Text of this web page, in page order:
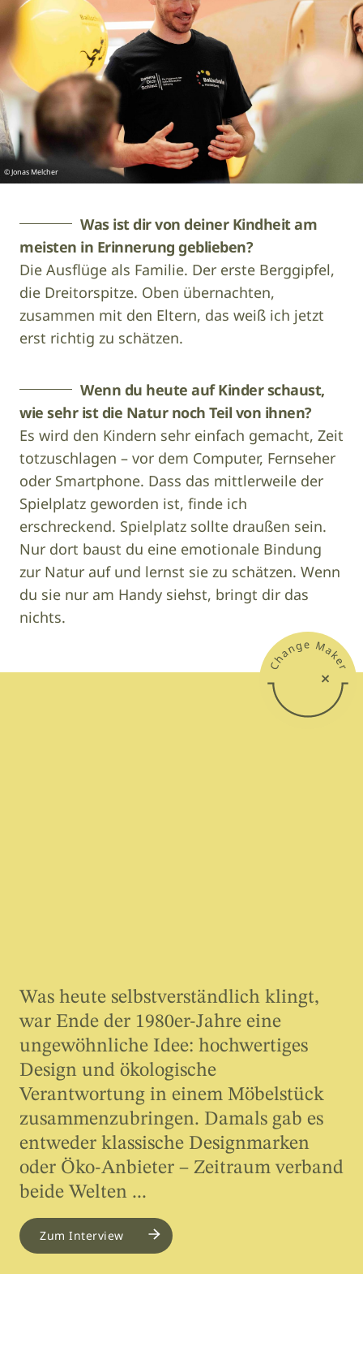
© Jonas Melcher
Was ist dir von deiner Kindheit am
meisten in Erinnerung geblieben?
Die Ausflüge als Familie. Der erste Berggipfel,
die Dreitorspitze. Oben übernachten,
zusammen mit den Eltern, das weiß ich jetzt
erst richtig zu schätzen.
Wenn du heute auf Kinder schaust,
wie sehr ist die Natur noch Teil von ihnen?
Es wird den Kindern sehr einfach gemacht, Zeit
totzuschlagen – vor dem Computer, Fernseher
oder Smartphone. Dass das mittlerweile der
Spielplatz geworden ist, finde ich
erschreckend. Spielplatz sollte draußen sein.
Nur dort baust du eine emotionale Bindung
zur Natur auf und lernst sie zu schätzen. Wenn
du sie nur am Handy siehst, bringt dir das
nichts.
Was heute selbstverständlich klingt,
war Ende der 1980er-Jahre eine
ungewöhnliche Idee: hochwertiges
Design und ökologische
Verantwortung in einem Möbelstück
zusammenzubringen. Damals gab es
entweder klassische Designmarken
oder Öko-Anbieter – Zeitraum verband
beide Welten ...
Zum Interview